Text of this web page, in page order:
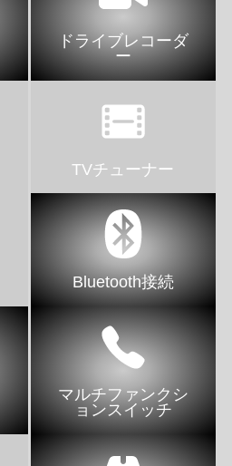
ドライブレコーダ
ー
TVチューナー
Bluetooth接続
マルチファンクシ
ョンスイッチ